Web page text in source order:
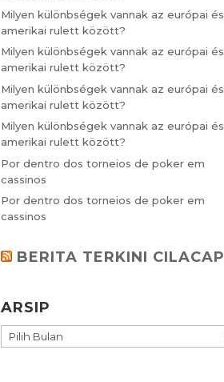
Milyen különbségek vannak az európai és
amerikai rulett között?
Milyen különbségek vannak az európai és
amerikai rulett között?
Milyen különbségek vannak az európai és
amerikai rulett között?
Milyen különbségek vannak az európai és
amerikai rulett között?
Por dentro dos torneios de poker em
cassinos
Por dentro dos torneios de poker em
cassinos
BERITA TERKINI CILACAP
ARSIP
ARSIP